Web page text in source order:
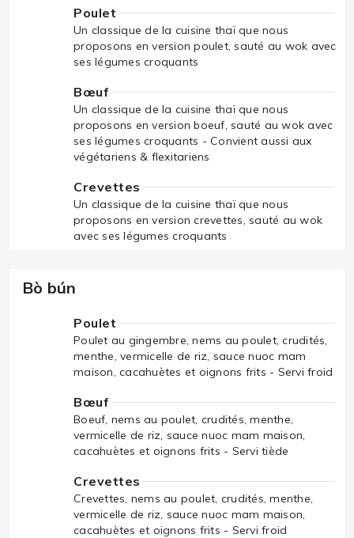
Poulet
Un classique de la cuisine thaï que nous
proposons en version poulet, sauté au wok avec
ses légumes croquants
Bœuf
Un classique de la cuisine thaï que nous
proposons en version boeuf, sauté au wok avec
ses légumes croquants - Convient aussi aux
végétariens & flexitariens
Crevettes
Un classique de la cuisine thaï que nous
proposons en version crevettes, sauté au wok
avec ses légumes croquants
Bò bún
Poulet
Poulet au gingembre, nems au poulet, crudités,
menthe, vermicelle de riz, sauce nuoc mam
maison, cacahuètes et oignons frits - Servi froid
Bœuf
Boeuf, nems au poulet, crudités, menthe,
vermicelle de riz, sauce nuoc mam maison,
cacahuètes et oignons frits - Servi tiède
Crevettes
Crevettes, nems au poulet, crudités, menthe,
vermicelle de riz, sauce nuoc mam maison,
cacahuètes et oignons frits - Servi froid